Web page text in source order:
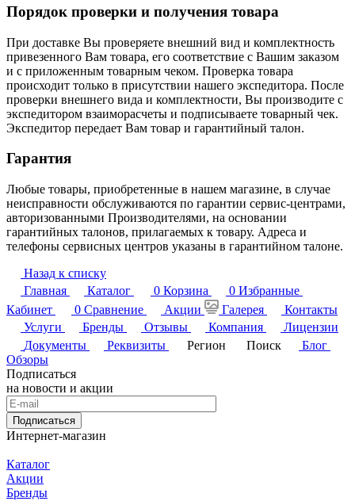
Порядок проверки и получения товара
При доставке Вы проверяете внешний вид и комплектность
привезенного Вам товара, его соответствие с Вашим заказом
и с приложенным товарным чеком. Проверка товара
происходит только в присутствии нашего экспедитора. После
проверки внешнего вида и комплектности, Вы производите с
экспедитором взаиморасчеты и подписываете товарный чек.
Экспедитор передает Вам товар и гарантийный талон.
Гарантия
Любые товары, приобретенные в нашем магазине, в случае
неисправности обслуживаются по гарантии сервис-центрами,
авторизованными Производителями, на основании
гарантийных талонов, прилагаемых к товару. Адреса и
телефоны сервисных центров указаны в гарантийном талоне.
Назад к списку
Главная
Каталог 0 Корзина 0 Избранные
Кабинет
0 Сравнение Акции Галерея
Контакты
Услуги
Бренды Отзывы Компания
Лицензии
Документы
Реквизиты Регион Поиск
Блог
Обзоры
Подписаться
на новости и акции
Подписаться
Интернет-магазин
Каталог
Акции
Бренды